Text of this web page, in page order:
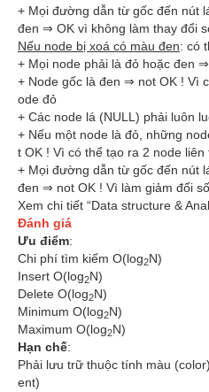
+ Mọi đường dẫn từ gốc đến nút
đen ⇒ OK vì không làm thay đổi
Nếu node bị xoá có màu đen: có
+ Mọi node phải là đỏ hoặc đen
+ Node gốc là đen ⇒ not OK ! Vì
ode đỏ
+ Các node lá (NULL) phải luôn
+ Nếu một node là đỏ, những
t OK ! Vì có thể tạo ra 2 node liên
+ Mọi đường dẫn từ gốc đến nút
đen ⇒ not OK ! Vì làm giảm đổi
Xem chi tiết “Data structure &
Đánh giá
Ưu điểm:
Chi phí tìm kiếm O(log2N)
Insert O(log2N)
Delete O(log2N)
Minimum O(log2N)
Maximum O(log2N)
Hạn chế:
Phải lưu trữ thuộc tính màu
ent)